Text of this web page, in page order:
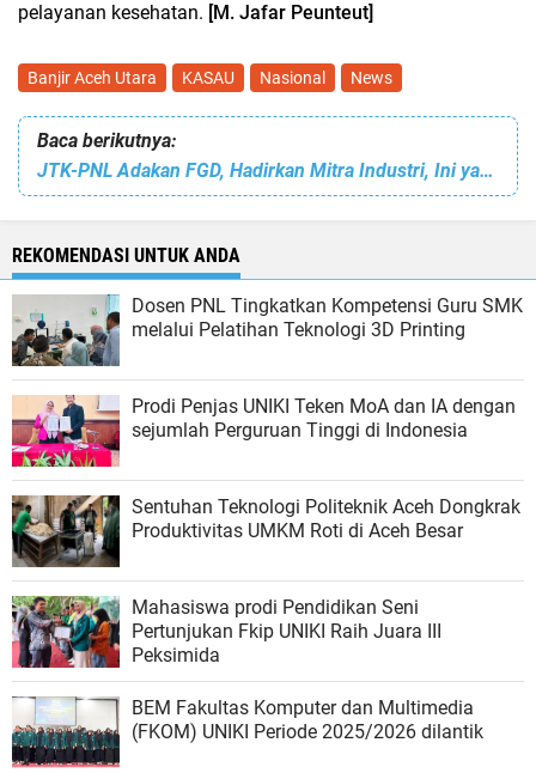
pelayanan kesehatan. [M. Jafar Peunteut]
Banjir Aceh Utara KASAU Nasional News
Baca berikutnya:
JTK-PNL Adakan FGD, Hadirkan Mitra Industri, Ini yang Dibahas
REKOMENDASI UNTUK ANDA
Dosen PNL Tingkatkan Kompetensi Guru SMK
melalui Pelatihan Teknologi 3D Printing
Prodi Penjas UNIKI Teken MoA dan IA dengan
sejumlah Perguruan Tinggi di Indonesia
Sentuhan Teknologi Politeknik Aceh Dongkrak
Produktivitas UMKM Roti di Aceh Besar
Mahasiswa prodi Pendidikan Seni
Pertunjukan Fkip UNIKI Raih Juara III
Peksimida
BEM Fakultas Komputer dan Multimedia
(FKOM) UNIKI Periode 2025/2026 dilantik